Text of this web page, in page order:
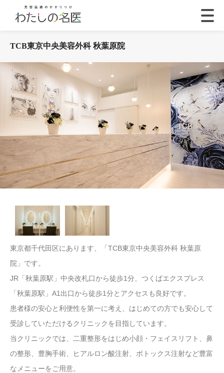
TCB東京中央美容外科 秋葉原院
東京都千代田区にあります、「TCB東京中央美容外科 秋葉原
院」です。
JR「秋葉原駅」中央改札口から徒歩1分、つくばエクスプレス
「秋葉原駅」A1出口から徒歩1分とアクセスも良好です。
患者様の安心と利便性を第一に考え、はじめての方でも安心して
受診していただけるクリニックを目指しています。
当クリニックでは、二重整形をはじめ小顔・フェイスリフト、鼻
の整形、豊胸手術、ヒアルロン酸注射、ボトックス注射など豊富
なメニューをご用意。